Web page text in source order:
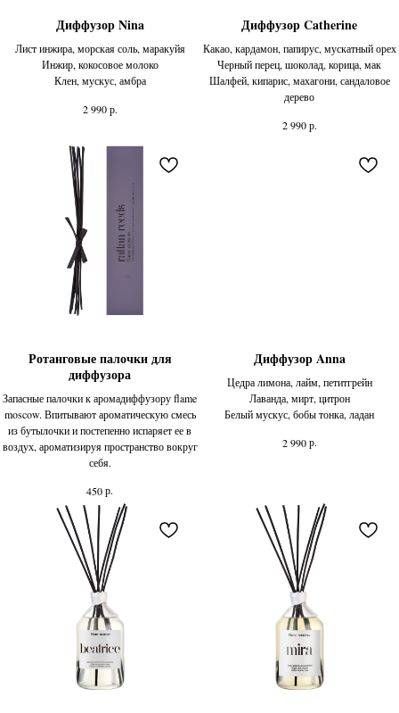
Диффузор Nina
Лист инжира, морская соль, маракуйя
Инжир, кокосовое молоко
Клен, мускус, амбра
2 990 р.
Диффузор Catherine
Какао, кардамон, папирус, мускатный орех
Черный перец, шоколад, корица, мак
Шалфей, кипарис, махагони, сандаловое
дерево
2 990 р.
Ротанговые палочки для
диффузора
Запасные палочки к аромадиффузору flame
moscow. Впитывают ароматическую смесь
из бутылочки и постепенно испаряет ее в
воздух, ароматизируя пространство вокруг
себя.
450р.
Диффузор Anna
Цедра лимона, лайм, петитгрейн
Лаванда, мирт, цитрон
Белый мускус, бобы тонка, ладан
2 990 р.